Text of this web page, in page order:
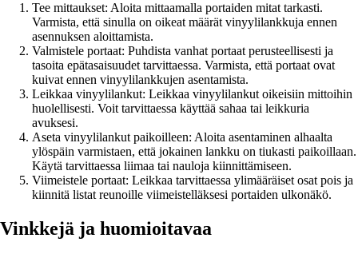
Tee mittaukset: Aloita mittaamalla portaiden mitat tarkasti.
Varmista, että sinulla on oikeat määrät vinyylilankkuja ennen
asennuksen aloittamista.
Valmistele portaat: Puhdista vanhat portaat perusteellisesti ja
tasoita epätasaisuudet tarvittaessa. Varmista, että portaat ovat
kuivat ennen vinyylilankkujen asentamista.
Leikkaa vinyylilankut: Leikkaa vinyylilankut oikeisiin mittoihin
huolellisesti. Voit tarvittaessa käyttää sahaa tai leikkuria
avuksesi.
Aseta vinyylilankut paikoilleen: Aloita asentaminen alhaalta
ylöspäin varmistaen, että jokainen lankku on tiukasti paikoillaan.
Käytä tarvittaessa liimaa tai nauloja kiinnittämiseen.
Viimeistele portaat: Leikkaa tarvittaessa ylimääräiset osat pois ja
kiinnitä listat reunoille viimeistelläksesi portaiden ulkonäkö.
Vinkkejä ja huomioitavaa